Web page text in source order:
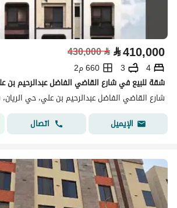
⃁410,000
⃁
430,000
4
3
660 م2
شارع القاضي الفاضل عبدالرحيم بن علي، حي
الإيميل
اتصال